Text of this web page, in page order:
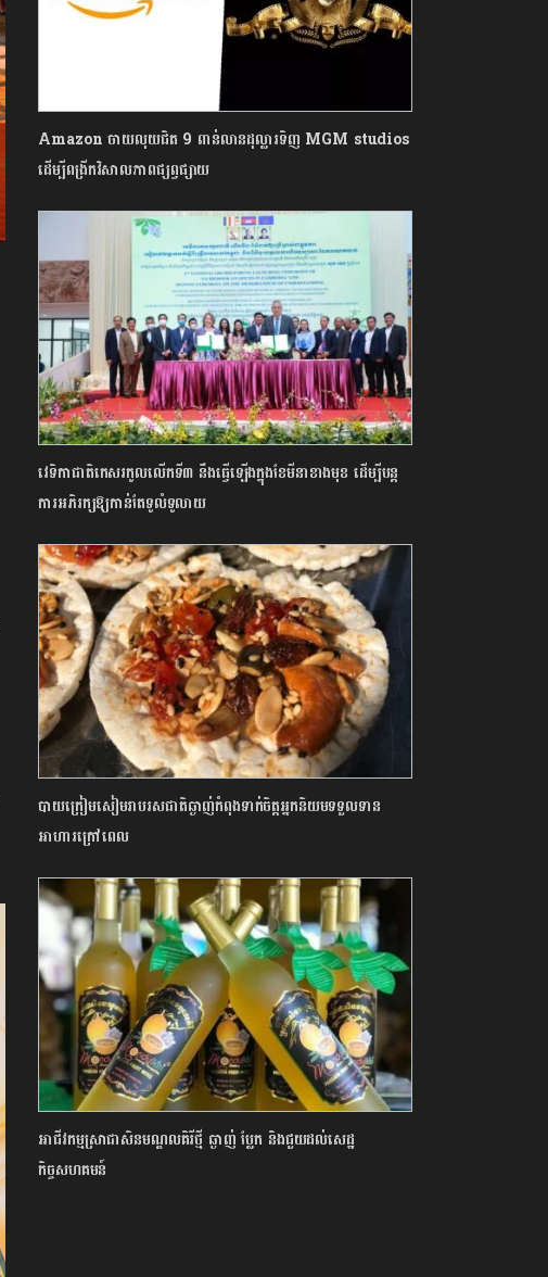
Amazon ចាយលុយជិត 9 ពាន់លានដុល្លារទិញ MGM studios
ដើម្បីពង្រីកវិសាលភាពផ្សព្វផ្សាយ
វេទិកាជាតិកេសរកូលលើកទី៣ នឹងធ្វើឡើងក្នុងខែមីនាខាងមុខ ដើម្បីបន្ត
ការអភិរក្សឱ្យកាន់តែទូលំទូលាយ
បាយក្រៀមសៀមរាបរសជាតិឆ្ងាញ់កំពុងទាក់ចិត្តអ្នកនិយមទទួលទាន
អាហារក្រៅពេល
អាជីវកម្មស្រាផាសិនមណ្ឌលគិរីថ្មី ឆ្ងាញ់ ប្លែក និងជួយដល់សេដ្ឋ
កិច្ចសហគមន៍